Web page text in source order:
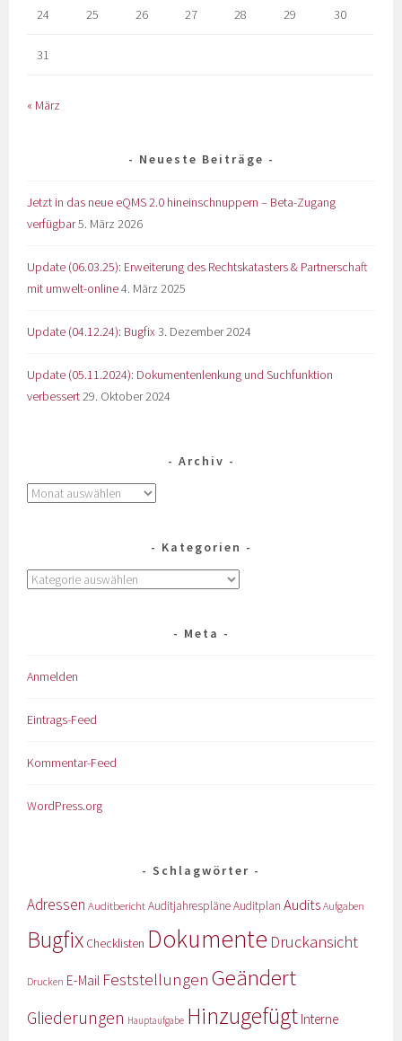
24 25 26 27 28 29 30
31
« März
Neueste Beiträge
Jetzt in das neue eQMS 2.0 hineinschnuppern – Beta-Zugang
verfügbar5. März 2026
Update (06.03.25): Erweiterung des Rechtskatasters & Partnerschaft
mit umwelt-online4. März 2025
Update (04.12.24): Bugfix3. Dezember 2024
Update (05.11.2024): Dokumentenlenkung und Suchfunktion
verbessert29. Oktober 2024
Archiv
Kategorien
Meta
Anmelden
Eintrags-Feed
Kommentar-Feed
WordPress.org
Schlagwörter
Adressen AuditberichtAuditjahrespläneAuditplan Audits Aufgaben
Bugfix Checklisten Dokumente Druckansicht
Drucken E-Mail Feststellungen Geändert
Gliederungen Hauptaufgabe Hinzugefügt Interne